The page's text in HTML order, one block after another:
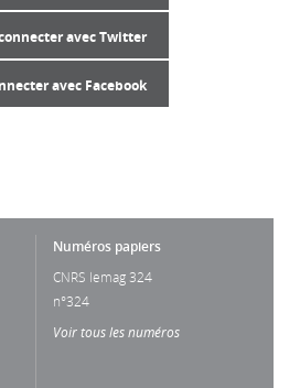
avec Twitter
avec Facebook
Numéros papiers
CNRS lemag 324
n°324
Voir tous les numéros